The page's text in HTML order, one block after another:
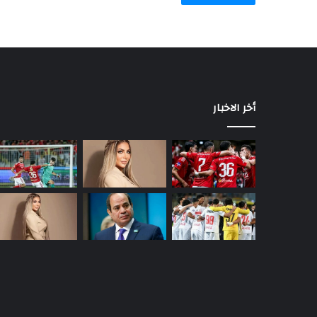
أخر الاخبار
السيسي
يصدر
قرارًا
رئاسيًا
جديدًا
يهم
ملايين
السيسي يصدر قرارًا رئاسيًا جديدًا يهم